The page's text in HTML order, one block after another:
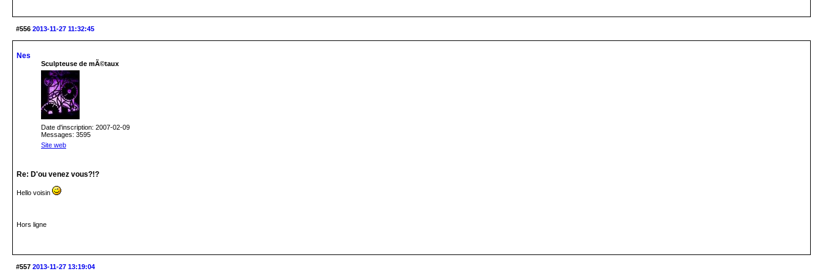
#556 2013-11-27 11:32:45
Nes
Sculpteuse de mÃ©taux
Date d'inscription: 2007-02-09
Messages: 3595
Site web
Re: D'ou venez vous?!?
Hello voisin
Hors ligne
#557 2013-11-27 13:19:04